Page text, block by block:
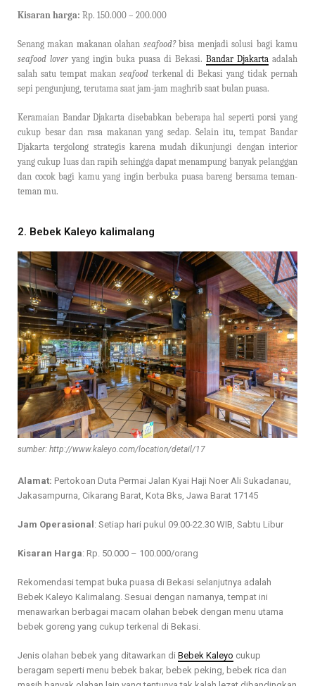
Kisaran harga: Rp. 150.000 – 200.000
Senang makan makanan olahan seafood?bisa menjadi solusi bagi kamu
seafood loveryang ingin buka puasa di Bekasi. Bandar Djakarta adalah
salah satu tempat makan seafood terkenal di Bekasi yang tidak pernah
sepi pengunjung, terutama saat jam-jam maghrib saat bulan puasa.
Keramaian Bandar Djakarta disebabkan beberapa hal seperti porsi yang
cukup besar dan rasa makanan yang sedap. Selain itu, tempat Bandar
Djakarta tergolong strategis karena mudah dikunjungi dengan interior
yang cukup luas dan rapih sehingga dapat menampung banyak pelanggan
dan cocok bagi kamu yang ingin berbuka puasa bareng bersama teman-
teman mu.
2. Bebek Kaleyo kalimalang
sumber: http://www.kaleyo.com/location/detail/17
Alamat: Pertokoan Duta Permai Jalan Kyai Haji Noer Ali Sukadanau,
Jakasampurna, Cikarang Barat, Kota Bks, Jawa Barat 17145
Jam Operasional : Setiap hari pukul 09.00-22.30 WIB, Sabtu Libur
Kisaran Harga: Rp. 50.000 – 100.000/orang
Rekomendasi tempat buka puasa di Bekasi selanjutnya adalah
Bebek Kaleyo Kalimalang. Sesuai dengan namanya, tempat ini
menawarkan berbagai macam olahan bebek dengan menu utama
bebek goreng yang cukup terkenal di Bekasi.
Jenis olahan bebek yang ditawarkan di Bebek Kaleyo cukup
beragam seperti menu bebek bakar, bebek peking, bebek rica dan